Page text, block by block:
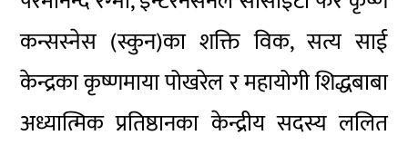
कन्सस्नेस (स्कुन)का शक्ति विक, सत्य साई
केन्द्रका कृष्णमाया पोखरेल र महायोगी शिद्धबाबा
अध्यात्मिक प्रतिष्ठानका केन्द्रीय सदस्य ललित